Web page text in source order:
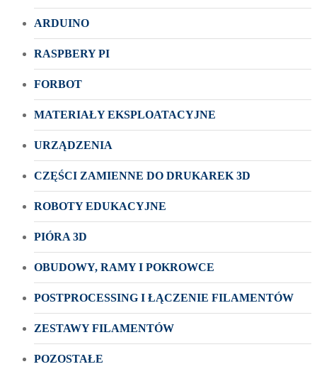
ARDUINO
RASPBERY PI
FORBOT
MATERIAŁY EKSPLOATACYJNE
URZĄDZENIA
CZĘŚCI ZAMIENNE DO DRUKAREK 3D
ROBOTY EDUKACYJNE
PIÓRA 3D
OBUDOWY, RAMY I POKROWCE
POSTPROCESSING I ŁĄCZENIE FILAMENTÓW
ZESTAWY FILAMENTÓW
POZOSTAŁE